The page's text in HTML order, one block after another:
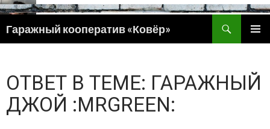
Гаражный кооператив «Ковёр»
ПЕРЕЙТИ
ОТВЕТ В ТЕМЕ: ГАРАЖНЫЙ
ДЖОЙ :MRGREEN: